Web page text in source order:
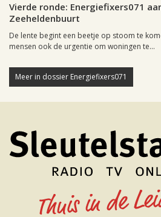
Vierde ronde: Energiefixers071
Zeeheldenbuurt
De lente begint een beetje op stoom te
mensen ook de urgentie om woningen te...
Meer in dossier Energiefixers071